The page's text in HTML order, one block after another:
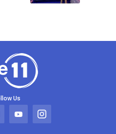
Us
Abrir
Abrir